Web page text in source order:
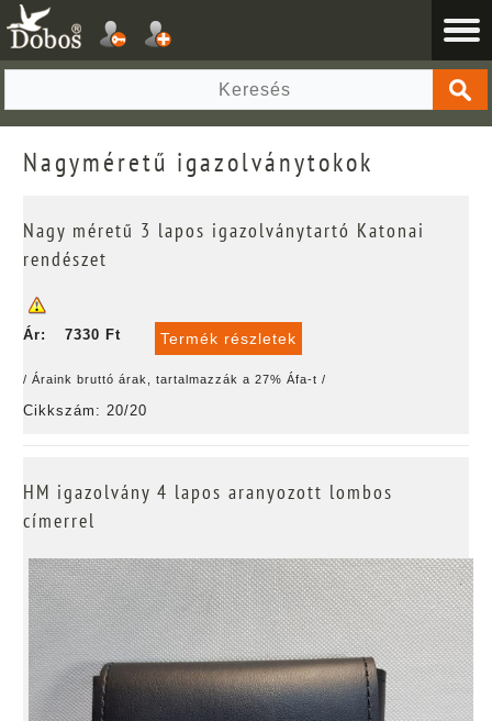
Nagyméretű igazolványtokok
Nagy méretű 3 lapos igazolványtartó Katonai
rendészet
Ár: 7330 Ft Termék részletek
/ Áraink bruttó árak, tartalmazzák a 27% Áfa-t /
Cikkszám: 20/20
HM igazolvány 4 lapos aranyozott lombos
címerrel